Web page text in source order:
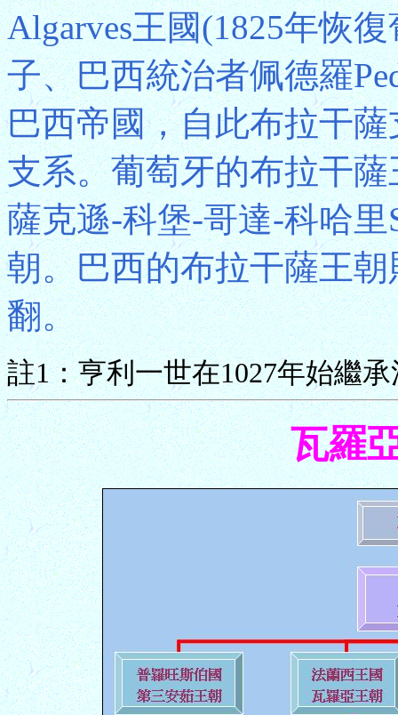
Algarves王國(1825年恢
子、巴西統治者佩德羅
巴西帝國，自此布拉干
支系。葡萄牙的布拉干
薩克遜-科堡-哥達-科哈里
朝。巴西的布拉干薩王
翻。
註1：亨利一世在1027年始繼
瓦羅